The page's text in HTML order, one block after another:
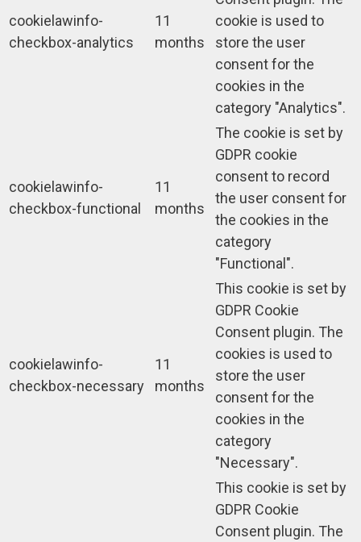
cookielawinfo-
checkbox-analytics
11
months
cookie is used to
store the user
consent for the
cookies in the
category "Analytics".
cookielawinfo-
checkbox-functional
11
months
The cookie is set by
GDPR cookie
consent to record
the user consent for
the cookies in the
category
"Functional".
cookielawinfo-
checkbox-necessary
11
months
This cookie is set by
GDPR Cookie
Consent plugin. The
cookies is used to
store the user
consent for the
cookies in the
category
"Necessary".
This cookie is set by
GDPR Cookie
Consent plugin. The